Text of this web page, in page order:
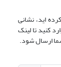
اید، نشانی
کنید تا لینک
ارسال شود.